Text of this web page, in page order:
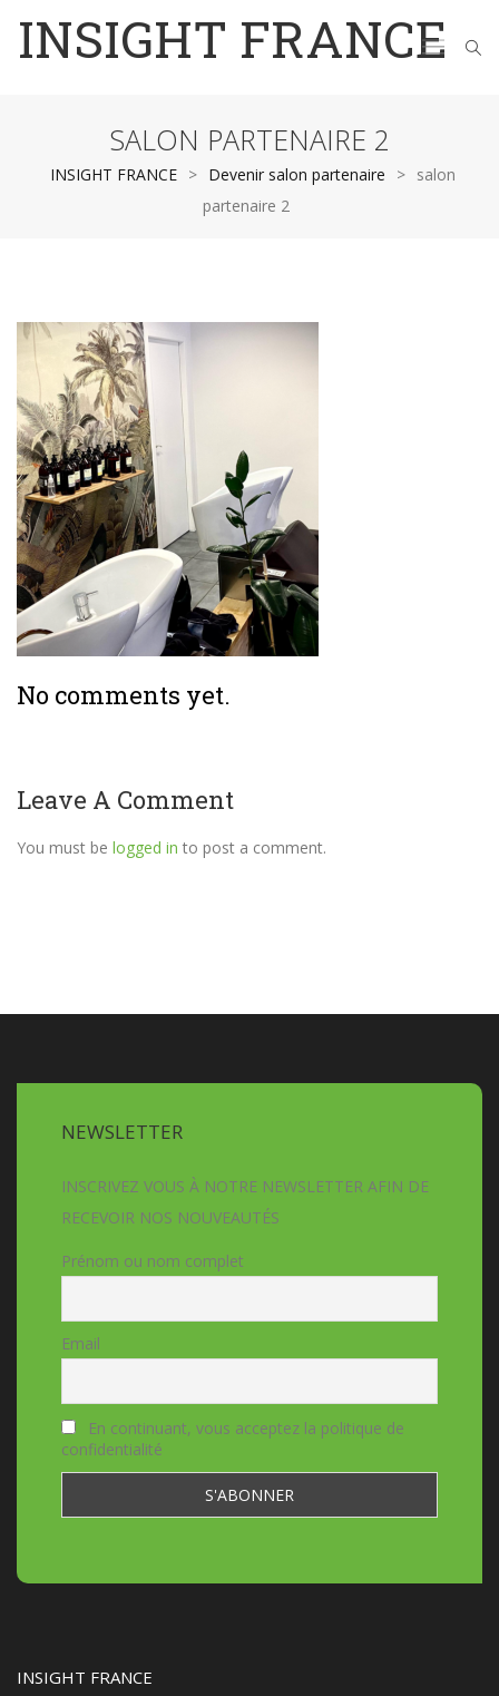
INSIGHT FRANCE
SALON PARTENAIRE 2
INSIGHT FRANCE > Devenir salon partenaire > salon
partenaire 2
No comments yet.
Leave A Comment
You must be logged in to post a comment.
NEWSLETTER
INSCRIVEZ VOUS À NOTRE NEWSLETTER AFIN DE
RECEVOIR NOS NOUVEAUTÉS
Prénom ou nom complet
Email
En continuant, vous acceptez la politique de
confidentialité
INSIGHT FRANCE